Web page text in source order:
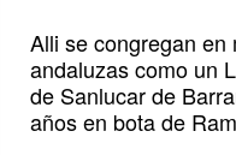
Alli se congregan
andaluzas como un
de Sanlucar de
años en bota de